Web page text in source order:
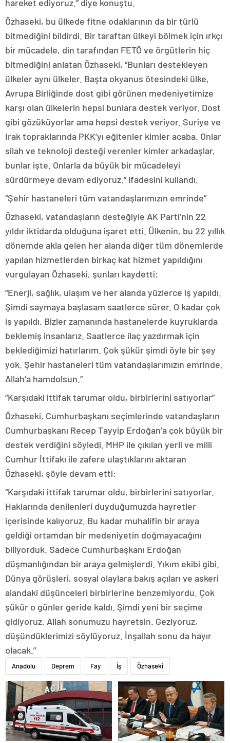
hareket ediyoruz.” diye konuştu.
Özhaseki, bu ülkede fitne odaklarının da bir türlü
bitmediğini bildirdi. Bir taraftan ülkeyi bölmek için ırkçı
bir mücadele, din tarafından FETÖ ve örgütlerin hiç
bitmediğini anlatan Özhaseki, “Bunları destekleyen
ülkeler aynı ülkeler. Başta okyanus ötesindeki ülke,
Avrupa Birliğinde dost gibi görünen medeniyetimize
karşı olan ülkelerin hepsi bunlara destek veriyor. Dost
gibi gözüküyorlar ama hepsi destek veriyor. Suriye ve
Irak topraklarında PKK’yı eğitenler kimler acaba. Onlar
silah ve teknoloji desteği verenler kimler arkadaşlar,
bunlar işte. Onlarla da büyük bir mücadeleyi
sürdürmeye devam ediyoruz.” ifadesini kullandı.
“Şehir hastaneleri tüm vatandaşlarımızın emrinde”
Özhaseki, vatandaşların desteğiyle AK Parti’nin 22
yıldır iktidarda olduğuna işaret etti. Ülkenin, bu 22 yıllık
dönemde akla gelen her alanda diğer tüm dönemlerde
yapılan hizmetlerden birkaç kat hizmet yapıldığını
vurgulayan Özhaseki, şunları kaydetti:
“Enerji, sağlık, ulaşım ve her alanda yüzlerce iş yapıldı.
Şimdi saymaya başlasam saatlerce sürer. O kadar çok
iş yapıldı. Bizler zamanında hastanelerde kuyruklarda
beklemiş insanlarız. Saatlerce ilaç yazdırmak için
beklediğimizi hatırlarım. Çok şükür şimdi öyle bir şey
yok. Şehir hastaneleri tüm vatandaşlarımızın emrinde.
Allah’a hamdolsun.”
“Karşıdaki ittifak tarumar oldu, birbirlerini satıyorlar”
Özhaseki, Cumhurbaşkanı seçimlerinde vatandaşların
Cumhurbaşkanı Recep Tayyip Erdoğan’a çok büyük bir
destek verdiğini söyledi. MHP ile çıkılan yerli ve milli
Cumhur İttifakı ile zafere ulaştıklarını aktaran
Özhaseki, şöyle devam etti:
“Karşıdaki ittifak tarumar oldu, birbirlerini satıyorlar.
Haklarında denilenleri duyduğumuzda hayretler
içerisinde kalıyoruz. Bu kadar muhalifin bir araya
geldiği ortamdan bir medeniyetin doğmayacağını
biliyorduk. Sadece Cumhurbaşkanı Erdoğan
düşmanlığından bir araya gelmişlerdi. Yıkım ekibi gibi.
Dünya görüşleri, sosyal olaylara bakış açıları ve askeri
alandaki düşünceleri birbirlerine benzemiyordu. Çok
şükür o günler geride kaldı. Şimdi yeni bir seçime
gidiyoruz. Allah sonumuzu hayretsin. Geziyoruz,
düşündüklerimizi söylüyoruz. İnşallah sonu da hayır
olacak.”
Anadolu Deprem Fay İş Özhaseki